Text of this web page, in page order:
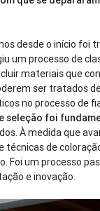
desde o início foi
um processo de
materiais que
ser tratados
no processo de
seleção foi
À medida que
técnicas de
Foi um processo
e inovação.